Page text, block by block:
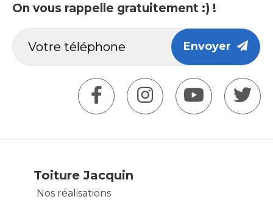
On vous rappelle gratuitement :) !
Envoyer
Toiture Jacquin
Nos réalisations